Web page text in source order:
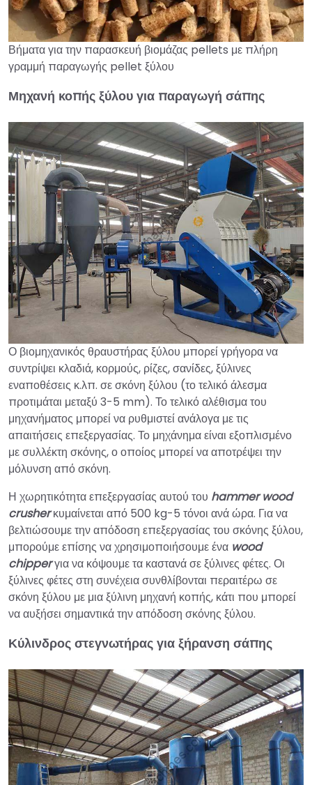
Βήματα για την παρασκευή βιομάζας pellets με πλήρη
γραμμή παραγωγής pellet ξύλου
Μηχανή κοπής ξύλου για παραγωγή σάπης
Ο βιομηχανικός θραυστήρας ξύλου μπορεί γρήγορα να
συντρίψει κλαδιά, κορμούς, ρίζες, σανίδες, ξύλινες
εναποθέσεις κ.λπ. σε σκόνη ξύλου (το τελικό άλεσμα
προτιμάται μεταξύ 3-5 mm). Το τελικό αλέθισμα του
μηχανήματος μπορεί να ρυθμιστεί ανάλογα με τις
απαιτήσεις επεξεργασίας. Το μηχάνημα είναι εξοπλισμένο
με συλλέκτη σκόνης, ο οποίος μπορεί να αποτρέψει την
μόλυνση από σκόνη.
Η χωρητικότητα επεξεργασίας αυτού του hammer wood
crusherκυμαίνεται από 500 kg-5 τόνοι ανά ώρα. Για να
βελτιώσουμε την απόδοση επεξεργασίας του σκόνης ξύλου,
μπορούμε επίσης να χρησιμοποιήσουμε ένα wood
chipperγια να κόψουμε τα καστανά σε ξύλινες φέτες. Οι
ξύλινες φέτες στη συνέχεια συνθλίβονται περαιτέρω σε
σκόνη ξύλου με μια ξύλινη μηχανή κοπής, κάτι που μπορεί
να αυξήσει σημαντικά την απόδοση σκόνης ξύλου.
Κύλινδρος στεγνωτήρας για ξήρανση σάπης